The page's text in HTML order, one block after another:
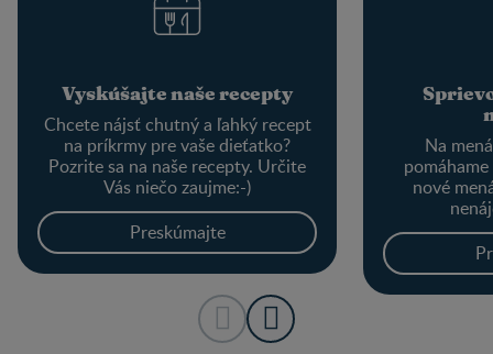
Vyskúšajte naše recepty
Chcete nájsť chutný a ľahký recept
na príkrmy pre vaše dieťatko?
Pozrite sa na naše recepty. Určite
Vás niečo zaujme:-)
Preskúmajte
Na
nové